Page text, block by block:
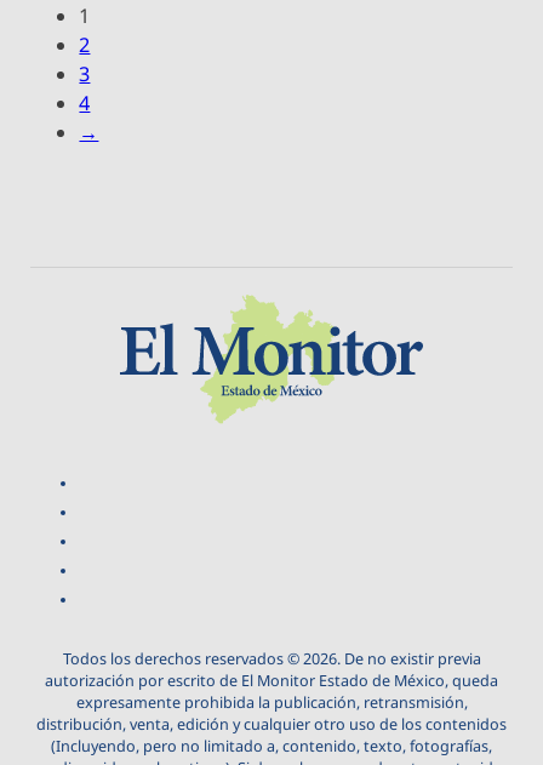
1
2
3
4
→
Todos los derechos reservados © 2026. De no existir previa
autorización por escrito de El Monitor Estado de México, queda
expresamente prohibida la publicación, retransmisión,
distribución, venta, edición y cualquier otro uso de los contenidos
(Incluyendo, pero no limitado a, contenido, texto, fotografías,